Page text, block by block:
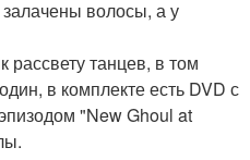
волосы, а у
рассвету танцев, в том
в комплекте есть DVD с
"New Ghoul at